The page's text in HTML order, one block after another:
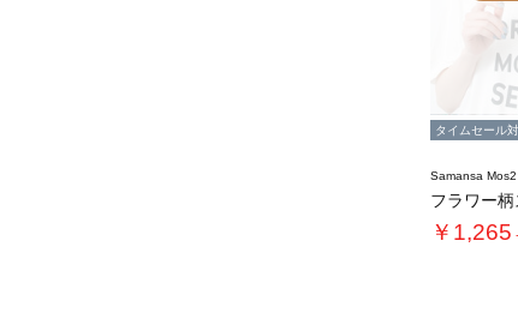
タイムセール
Samansa Mos2
フラワー
￥1,265